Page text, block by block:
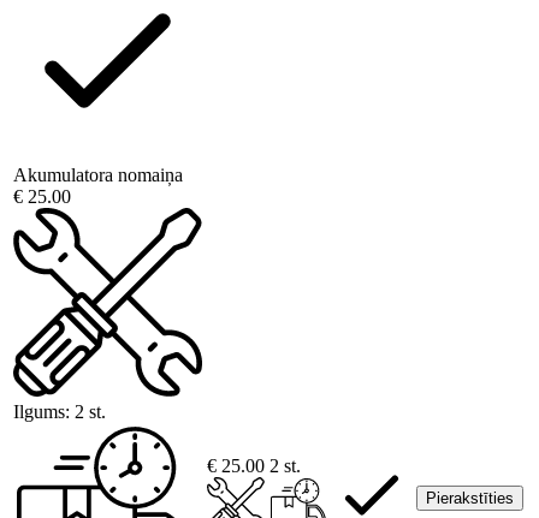
Akumulatora nomaiņa
€ 25.00
Ilgums: 2 st.
€ 25.00 2 st.
Pierakstīties